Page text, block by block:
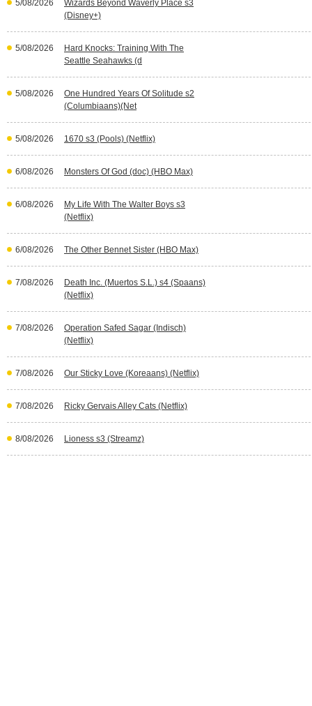
5/08/2026
Wizards Beyond Waverly Place s3
(Disney+)
5/08/2026
Hard Knocks: Training With The
Seattle Seahawks (d
5/08/2026
One Hundred Years Of Solitude s2
(Columbiaans)(Net
5/08/2026 1670 s3 (Pools) (Netflix)
6/08/2026 Monsters Of God (doc) (HBO Max)
6/08/2026
My Life With The Walter Boys s3
(Netflix)
6/08/2026 The Other Bennet Sister (HBO Max)
7/08/2026
Death Inc. (Muertos S.L.) s4 (Spaans)
(Netflix)
7/08/2026
Operation Safed Sagar (Indisch)
(Netflix)
7/08/2026 Our Sticky Love (Koreaans) (Netflix)
7/08/2026 Ricky Gervais Alley Cats (Netflix)
8/08/2026 Lioness s3 (Streamz)